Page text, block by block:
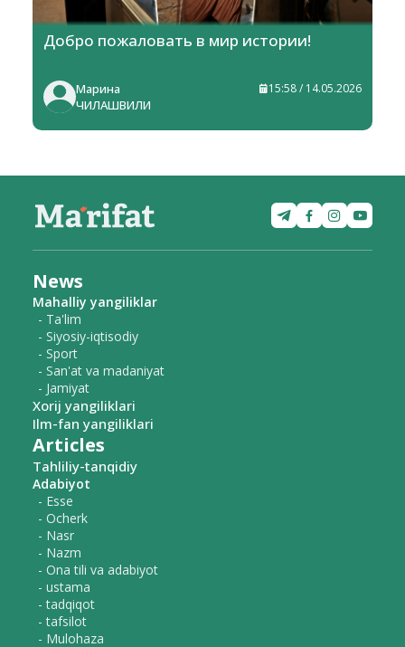
Добро пожаловать в мир истории!
Марина
ЧИЛАШВИЛИ
15:58 / 14.05.2026
News
Mahalliy yangiliklar
- Ta'lim
- Siyosiy-iqtisodiy
- Sport
- San'at va madaniyat
- Jamiyat
Xorij yangiliklari
Ilm-fan yangiliklari
Articles
Tahliliy-tanqidiy
Adabiyot
- Esse
- Ocherk
- Nasr
- Nazm
- Ona tili va adabiyot
- ustama
- tadqiqot
- tafsilot
- Mulohaza